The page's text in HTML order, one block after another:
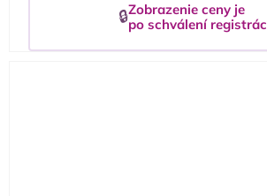
🔒Zobrazenie ceny je
po schválení